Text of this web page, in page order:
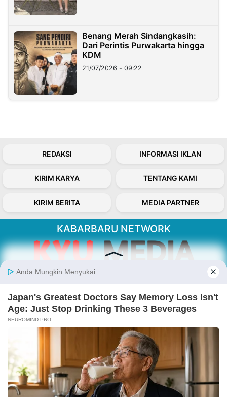
Benang Merah Sindangkasih:
Dari Perintis Purwakarta hingga
KDM
21/07/2026 - 09:22
REDAKSI INFORMASI IKLAN
KIRIM KARYA TENTANG KAMI
KIRIM BERITA MEDIA PARTNER
KABARBARU NETWORK
Kabarbaru.co menyajikan berita aktual dan
inspiratif dari sudut pandang berbaik sangka
Follow Kabarbaru